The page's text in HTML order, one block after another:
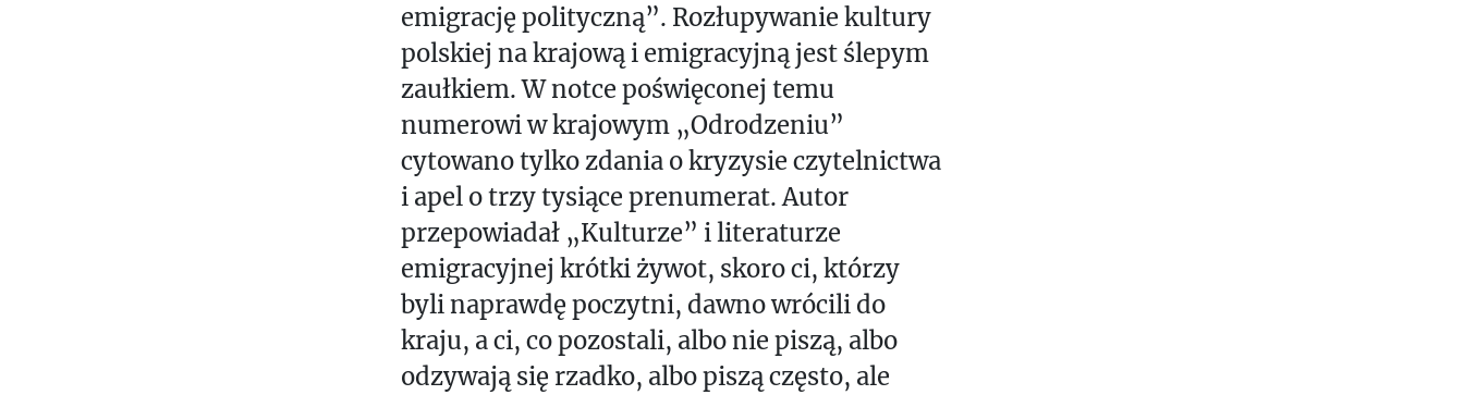
emigrację polityczną”. Rozłupywanie kultury
polskiej na krajową i emigracyjną jest ślepym
zaułkiem. W notce poświęconej temu
numerowi w krajowym „Odrodzeniu”
cytowano tylko zdania o kryzysie czytelnictwa
i apel o trzy tysiące prenumerat. Autor
przepowiadał „Kulturze” i literaturze
emigracyjnej krótki żywot, skoro ci, którzy
byli naprawdę poczytni, dawno wrócili do
kraju, a ci, co pozostali, albo nie piszą, albo
odzywają się rzadko, albo piszą często, ale